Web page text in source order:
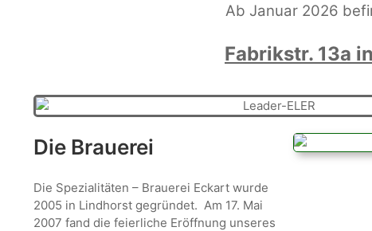
Ab Januar 2026
Fabrikstr. 13a
Die Brauerei
Die Spezialitäten – Brauerei Eckart wurde
2005 in Lindhorst gegründet. Am 17. Mai
2007 fand die feierliche Eröffnung unseres